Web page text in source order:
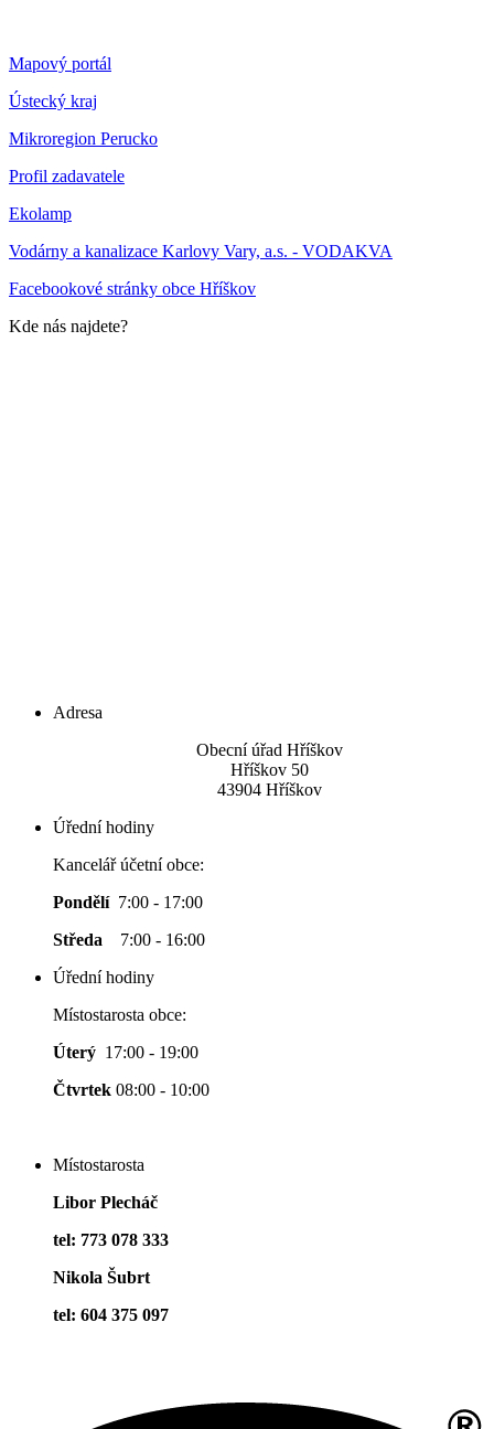
Mapový portál
Ústecký kraj
Mikroregion Perucko
Profil zadavatele
Ekolamp
Vodárny a kanalizace Karlovy Vary, a.s. - VODAKVA
Facebookové stránky obce Hříškov
Kde nás najdete?
Adresa
Obecní úřad Hříškov
Hříškov 50
43904 Hříškov
Úřední hodiny
Kancelář účetní obce:
Pondělí 7:00 - 17:00
Středa 7:00 - 16:00
Úřední hodiny
Místostarosta obce:
Úterý 17:00 - 19:00
Čtvrtek 08:00 - 10:00
Místostarosta
Libor Plecháč
tel: 773 078 333
Nikola Šubrt
tel: 604 375 097